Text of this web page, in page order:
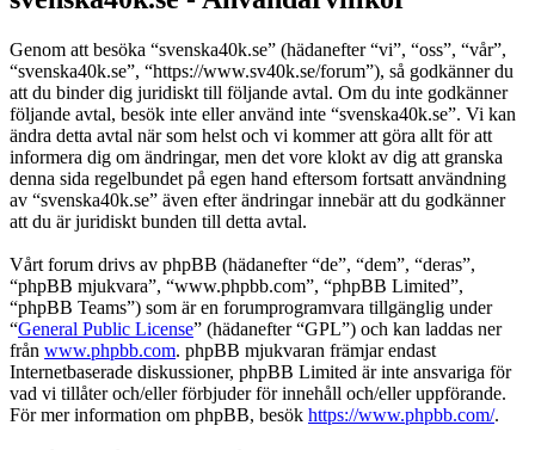
Genom att besöka “svenska40k.se” (hädanefter “vi”, “oss”, “vår”,
“svenska40k.se”, “https://www.sv40k.se/forum”), så godkänner du
att du binder dig juridiskt till följande avtal. Om du inte godkänner
följande avtal, besök inte eller använd inte “svenska40k.se”. Vi kan
ändra detta avtal när som helst och vi kommer att göra allt för att
informera dig om ändringar, men det vore klokt av dig att granska
denna sida regelbundet på egen hand eftersom fortsatt användning
av “svenska40k.se” även efter ändringar innebär att du godkänner
att du är juridiskt bunden till detta avtal.
Vårt forum drivs av phpBB (hädanefter “de”, “dem”, “deras”,
“phpBB mjukvara”, “www.phpbb.com”, “phpBB Limited”,
“phpBB Teams”) som är en forumprogramvara tillgänglig under
“General Public License” (hädanefter “GPL”) och kan laddas ner
från www.phpbb.com. phpBB mjukvaran främjar endast
Internetbaserade diskussioner, phpBB Limited är inte ansvariga för
vad vi tillåter och/eller förbjuder för innehåll och/eller uppförande.
För mer information om phpBB, besök https://www.phpbb.com/.